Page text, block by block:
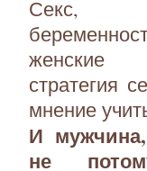
Секс,
женские
стратегия
мнение
И
не